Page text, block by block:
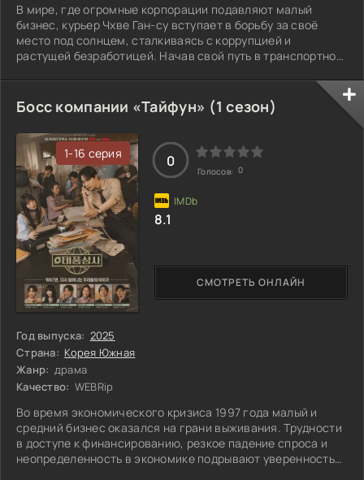
В мире, где огромные корпорации подавляют малый
бизнес, курьер Чхве Ган-су вступает в борьбу за своё
место под солнцем, сталкиваясь с коррупцией и
растущей безработицей. Начав свой путь в транспортной
карьерные вершины. В то же время его коллега Ли Дан-а
тоже мечтает вырваться из бетонных джунглей Южной
Кореи, где поиск работы стал настоящим испытанием.
Она посвятила себя карьере, полностью игнорируя
ухаживания мужчин, сосредоточившись на
Босс компании «Тайфун» (1 сезон)
1-16 серия
Год выпуска: 2025
Страна: Корея Южная
Жанр: драма
Качество: WEBRip
Во время экономического кризиса 1997 года малый и
средний бизнес оказался на грани выживания. Трудности
в доступе к финансированию, резкое падение спроса и
неопределенность в экономике подрывают уверенность
СМОТРЕТЬ ОНЛАЙН
0
Голосов: 0
8.1